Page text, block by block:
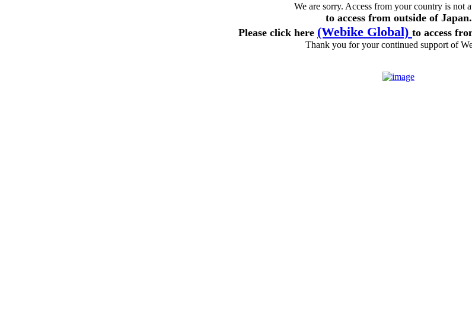
We are sorry. Access from your country is not
to access from outside of Japan.
Please click here (Webike Global) to access
Thank you for your continued support of